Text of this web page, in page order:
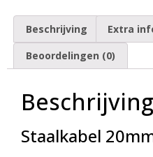
Beschrijving Extra
Beoordelingen (0)
Beschrijving
Staalkabel